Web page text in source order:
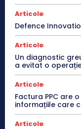
Articole
Defence
Articole
Un diagnostic
a evitat o
Articole
Factura PPC are
informațiile care
Articole